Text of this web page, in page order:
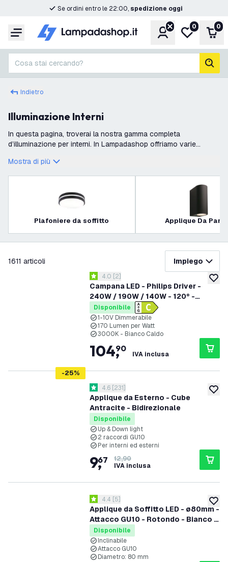
Se ordini entro le 22:00, spedizione oggi
Menu Account
Lista
0 0
Cosa stai cercando?
Indietro
Illuminazione Interni
In questa pagina, troverai la nostra gamma completa
d’illuminazione per interni. In Lampadashop offriamo varie
cercando una plafonier
Mostra di più
Plafoniere da soffitto Applique Da
1611 articoli Impiego
Campana LED - Philips Driver -
240W / 190W / 140W - 120° -
170lm/W - 3000K - IP65 -
Dimmerabile - 5 anni di garanzia
apri il cassetto delle recensioni
4 stelle di valutazione
4.0 [2]
Disponibile
1-10V Dimmerabile
170 Lumen per Watt
3000K - Bianco Caldo
104,
90
IVA inclusa
-25%
Applique da Esterno - Cube
Antracite - Bidirezionale
apri il cassetto delle recensioni
4.6 stelle di valutazione
4.6 [231]
Disponibile
Up & Down light
2 raccordi GU10
Per interni ed esterni
9,
67
12,90
IVA inclusa
Applique da Soffitto LED - ø80mm -
Attacco GU10 - Rotondo - Bianco -
Inclinabile
apri il cassetto delle recensioni
4.4 stelle di valutazione
4.4 [5]
Disponibile
Inclinabile
Attacco GU10
Diametro: 80 mm
filtra